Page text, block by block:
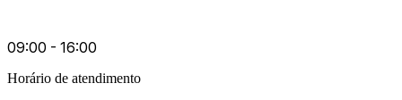
09:00 - 16:00
Horário de atendimento